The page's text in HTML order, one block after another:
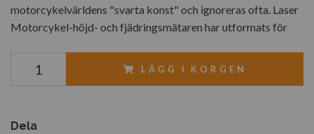
motorcykelvärldens "svarta konst" och ignoreras ofta. Laser
Motorcykel-höjd- och fjädringsmätaren har utformats för
LÄGG I KORGEN
Dela